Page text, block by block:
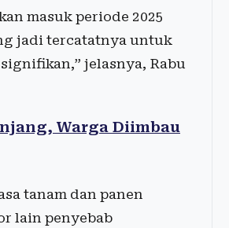
masuk periode 2025
jadi tercatatnya untuk
jelasnya, Rabu
Warga Diimbau
tanam dan panen
lain penyebab